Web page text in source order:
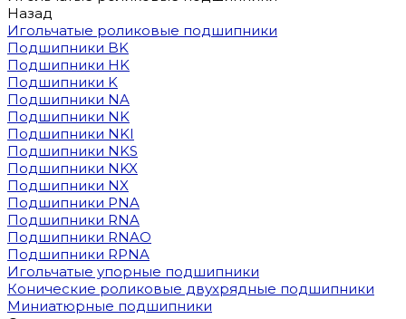
Назад
Игольчатые роликовые подшипники
Подшипники BK
Подшипники HK
Подшипники K
Подшипники NA
Подшипники NK
Подшипники NKI
Подшипники NKS
Подшипники NKX
Подшипники NX
Подшипники PNA
Подшипники RNA
Подшипники RNAO
Подшипники RPNA
Игольчатые упорные подшипники
Конические роликовые двухрядные подшипники
Миниатюрные подшипники